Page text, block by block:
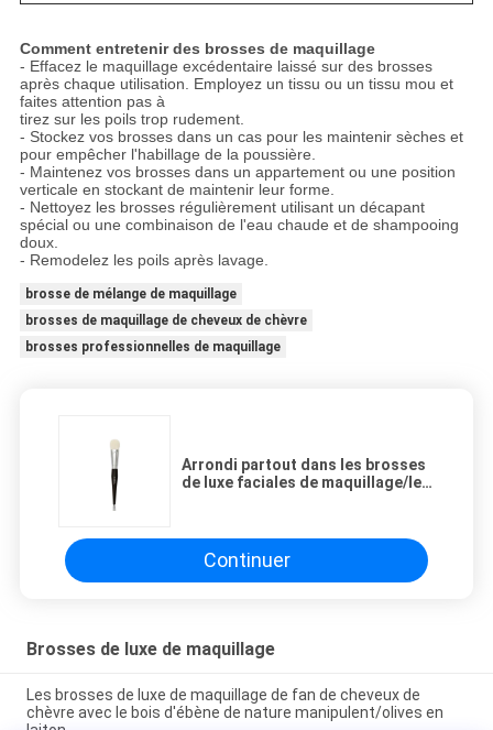
Comment entretenir des brosses de maquillage
- Effacez le maquillage excédentaire laissé sur des brosses
après chaque utilisation. Employez un tissu ou un tissu mou et
faites attention pas à
tirez sur les poils trop rudement.
- Stockez vos brosses dans un cas pour les maintenir sèches et
pour empêcher l'habillage de la poussière.
- Maintenez vos brosses dans un appartement ou une position
verticale en stockant de maintenir leur forme.
- Nettoyez les brosses régulièrement utilisant un décapant
spécial ou une combinaison de l'eau chaude et de shampooing
doux.
- Remodelez les poils après lavage.
brosse de mélange de maquillage
brosses de maquillage de cheveux de chèvre
brosses professionnelles de maquillage
Arrondi partout dans les brosses
de luxe faciales de maquillage/les
Continuer
Brosses de luxe de maquillage
Les brosses de luxe de maquillage de fan de cheveux de
chèvre avec le bois d'ébène de nature manipulent/olives en